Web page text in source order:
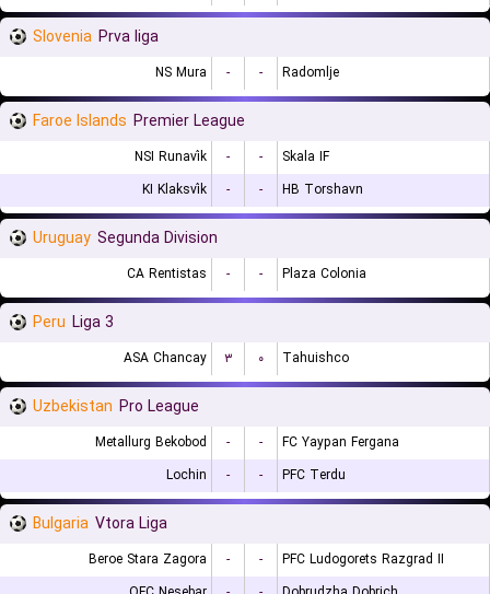
Slovenia Prva liga
NS Mura - - Radomlje
Faroe Islands Premier League
NSI Runavík - -
Skala IF
KI Klaksvík
- - HB Torshavn
Uruguay Segunda Division
CA Rentistas - - Plaza Colonia
Peru Liga 3
ASA Chancay ۳ ۰ Tahuishco
Uzbekistan Pro League
Metallurg Bekobod - -
FC Yaypan Fergana
Lochin
- - PFC Terdu
Bulgaria Vtora Liga
Beroe Stara Zagora - -
PFC Ludogorets Razgrad II